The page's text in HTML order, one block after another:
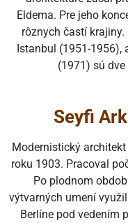
Eldema. Pre jeho
rôznych častí
Istanbul (1951-1956),
(1971) sú
Seyfi
Modernistický
roku 1903. Pracoval
Po plodnom
výtvarných umení
Berlíne pod vedením